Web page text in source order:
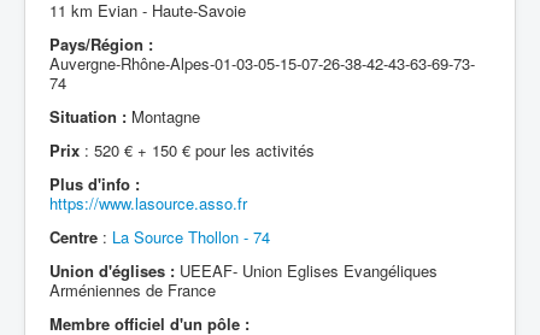
11 km Evian - Haute-Savoie
Pays/Région :
Auvergne-Rhône-Alpes-01-03-05-15-07-26-38-42-43-63-69-73-
74
Situation : Montagne
Prix : 520 € + 150 € pour les activités
Plus d'info :
https://www.lasource.asso.fr
Centre : La Source Thollon - 74
Union d'églises : UEEAF- Union Eglises Evangéliques
Arméniennes de France
Membre officiel d'un pôle :